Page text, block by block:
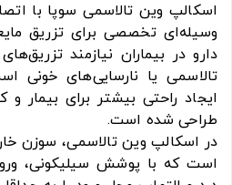
اسکالپ وین تالاسمی سوپا با
وسیله‌ای تخصصی برای تزریق
دارو در بیماران نیازمند
تالاسمی یا نارسایی‌های
ایجاد راحتی بیشتر برای بیمار
طراحی شده است.
در اسکالپ وین تالاسمی، سوزن
است که با پوشش سیلیکونی،